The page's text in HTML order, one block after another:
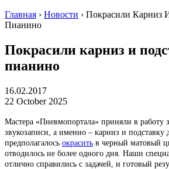
Главная › Новости › Покрасили Карниз
Пианино
Покрасили карниз и
пианино
16.02.2017
22 October 2025
Мастера «Пневмопортала» приняли в работу
звукозаписи, а именно – карниз и
предполагалось окрасить в черный матовый
отводилось не более одного дня. Наши
отлично справились с задачей, и готовый